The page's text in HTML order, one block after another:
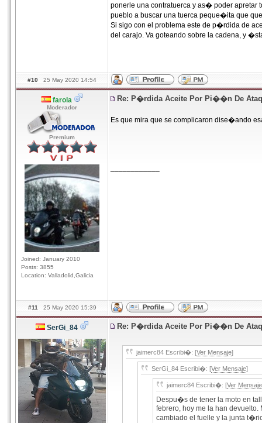
ponerle una contratuerca y as� poder apretar
pueblo a buscar una tuerca peque�ita que
Si sigo con el problema este de p�rdida de
del carajo. Va goteando sobre la cadena, y
#10 25 May 2020 14:54
farola
Moderador
Premium
Joined: January 2010
Posts: 3855
Location: Valladolid,Galicia
Re: P�rdida Aceite Por Pi��n De
Es que mira que se complicaron dise�ando
#11 25 May 2020 15:39
SerGi_84 Re: P�rdida Aceite Por Pi��n De
jaimerc84 Escribi�: [Ver Mensaje]
SerGi_84 Escribi�: [Ver Mensaje]
jaimerc84 Escribi�: [Ver Mensaje
Despu�s de tener la moto en
febrero, hoy me la han
cambiado el fuelle y la junta